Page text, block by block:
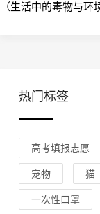
（生活中的毒物与环
热门标签
高考填报志愿
宠物 猫
一次性口罩